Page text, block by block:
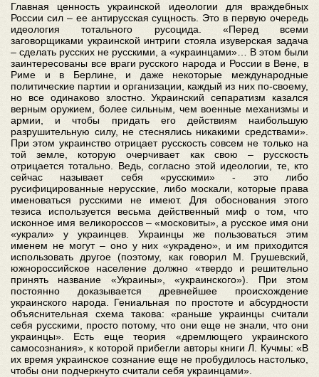
Главная ценность украинской идеологии для враждебных
России сил – ее антирусская сущность. Это в первую очередь
идеология тотального русоцида. «Перед всеми
заговорщиками украинской интриги стояла изуверская задача
– сделать русских не русскими, а «украинцами»… В этом были
заинтересованы все враги русского народа и России в Вене, в
Риме и в Берлине, и даже некоторые международные
политические партии и организации, каждый из них по-своему,
но все одинаково злостно. Украинский сепаратизм казался
верным оружием, более сильным, чем военные механизмы и
армии, и чтобы придать его действиям наибольшую
разрушительную силу, не стеснялись никакими средствами».
При этом украинство отрицает русскость совсем не только на
той земле, которую очерчивает как свою – русскость
отрицается тотально. Ведь, согласно этой идеологии, те, кто
сейчас называет себя «русскими» - это либо
русифицированные нерусские, либо москали, которые права
именоваться русскими не имеют. Для обоснования этого
тезиса используется весьма действенный миф о том, что
исконное имя великороссов – «московиты», а русское имя они
«украли» у украинцев. Украинцы же пользоваться этим
именем не могут – оно у них «украдено», и им приходится
использовать другое (поэтому, как говорил М. Грушевский,
южнороссийское население должно «твердо и решительно
принять название «Украины», «украинского»). При этом
постоянно доказывается древнейшее происхождение
украинского народа. Гениальная по простоте и абсурдности
объяснительная схема такова: «раньше украинцы считали
себя русскими, просто потому, что они еще не знали, что они
украинцы». Есть еще теория «дремлющего украинского
самосознания», к которой прибегли авторы книги Л. Кучмы: «В
их время украинское сознание еще не пробудилось настолько,
чтобы они подчеркнуто считали себя украинцами».